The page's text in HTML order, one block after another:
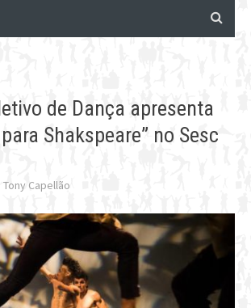
de Dança apresenta
Shakspeare” no Sesc
Tony Capellão